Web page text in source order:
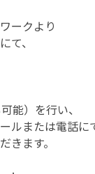
ークより
て、
能）を行い、
ルまたは電話に
きます。